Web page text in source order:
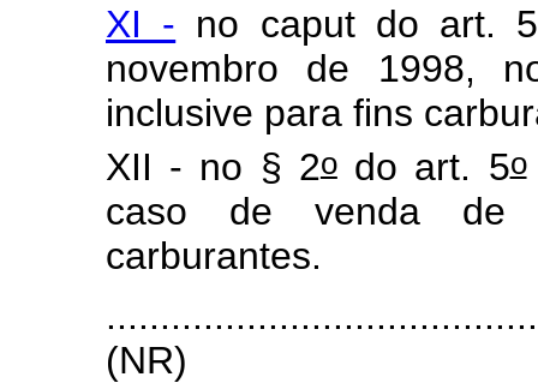
XI - no caput do art. 5
novembro de 1998,
inclusive para fins
XII - no § 2odo art. 5o
caso de venda de
carburantes.
(NR)